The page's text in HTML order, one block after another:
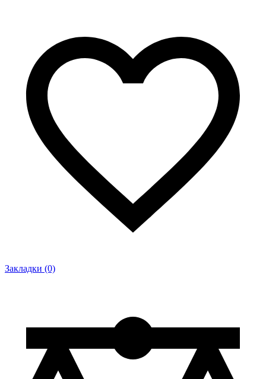
Закладки (0)